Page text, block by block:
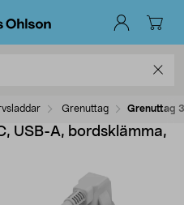
Grenuttag Grenuttag
USB-A, bordsklämma,